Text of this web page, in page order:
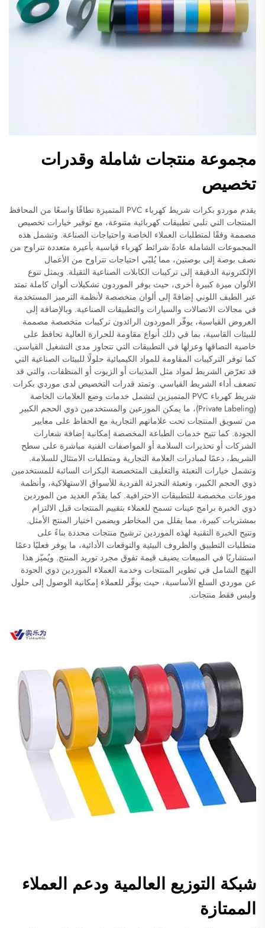
مجموعة منتجات شاملة وقدرات
تخصيص
يقدم موردو بكرات شريط كهرباء PVC المتميزة نطاقًا واسعًا من المحافظ
المنتجات التي تلبي تطبيقات كهربائية متنوعة، مع توفير خيارات تخصيص
مصممة وفقًا لمتطلبات العملاء الخاصة واحتياجات الصناعة. وتشمل هذه
المجموعات الشاملة عادةً شرائط كهرباء قياسية بأعيرة متعددة تتراوح من
نصف بوصة إلى بوصتين، مما يُلبّي احتياجات تتراوح من الأعمال
الإلكترونية الدقيقة إلى تركيبات الكابلات الصناعية الثقيلة. ويمثل تنوع
الألوان ميزة كبيرة أخرى، حيث يوفر الموردون تشكيلات ألوان كاملة تمتد
عبر الطيف اللوني إضافةً إلى ألوان متخصصة لأنظمة الترميز المستخدمة
في مجالات الاتصالات والسيارات والتطبيقات الصناعية. وبالإضافة إلى
العروض القياسية، يوفّر الموردون الرائدون تركيبات متخصصة مصممة
للبيئات القاسية، بما في ذلك أنواع مقاومة للحرارة العالية تحافظ على
خاصية التصاقها وعزلها في التطبيقات التي تتجاوز مدى التشغيل القياسي.
كما توفر التركيبات المقاومة للمواد الكيميائية حلولًا للبيئات الصناعية التي
قد تعرّض الشريط لمواد مثل المذيبات أو الزيوت أو المنظفات، والتي قد
تضعف أداء الشريط القياسي. وتمتد قدرات التخصيص لدى موردي بكرات
شريط كهرباء PVC المتميزين لتشمل خدمات وضع العلامات الخاصة
(Private Labeling)، ما يمكن الموزعين والمستخدمين ذوي الحجم الكبير
من تسويق المنتجات تحت علاماتهم التجارية مع الحفاظ على معايير
الجودة. كما تتيح خدمات الطباعة المخصصة إمكانية إضافة شعارات
الشركات أو تحذيرات السلامة أو المواصفات الفنية مباشرة على سطح
الشريط، دعمًا لمبادرات العلامة التجارية ومتطلبات الامتثال للسلامة.
وتشمل خيارات التعبئة والتغليف المتخصصة البكرات السائبة للمستخدمين
ذوي الحجم الكبير، وتعبئة التجزئة الفردية للأسواق الاستهلاكية، وأنظمة
موزعات مخصصة للتطبيقات الاحترافية. كما يقدّم العديد من الموردين
ذوي الخبرة برامج عينات تسمح للعملاء بتقييم المنتجات قبل الالتزام
بمشتريات كبيرة، مما يقلل من المخاطر ويضمن اختيار المنتج الأمثل.
وتتيح الخبرة التقنية لهذه الموردين ترشيح منتجات محددة بناءً على
متطلبات التطبيق والظروف البيئية والتوقعات الأدائية، ما يوفر فعليًا دعمًا
استشاريًا في المبيعات يضيف قيمة تفوق مجرد توريد المنتج. ويُميّز هذا
النهج الشامل في تطوير المنتجات وخدمة العملاء الموردين ذوي الجودة
عن موردي السلع الأساسية، حيث يوفّر للعملاء إمكانية الوصول إلى حلول
وليس فقط منتجات.
شبكة التوزيع العالمية ودعم العملاء
الممتازة